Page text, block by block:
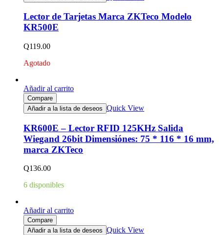
Lector de Tarjetas Marca ZKTeco Modelo
KR500E
Q119.00
Agotado
Añadir al carrito
Compare
Añadir a la lista de deseos Quick View
KR600E – Lector RFID 125KHz Salida
Wiegand 26bit Dimensiónes: 75 * 116 * 16 mm,
marca ZKTeco
Q136.00
6 disponibles
Añadir al carrito
Compare
Añadir a la lista de deseos Quick View